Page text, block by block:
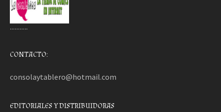
………..
CONTACTO:
consolaytablero@hotmail.com
EDITORIALES Y DISTRIBUIDORAS